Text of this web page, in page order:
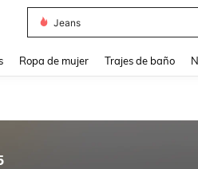
Jeans
Ropa de mujer Trajes de baño